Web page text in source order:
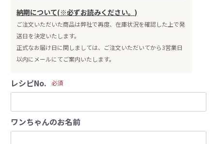
納期について(※必ずお読みください。)
ご注文いただいた商品は弊社で再度、在庫状況を確認した上で発
送日を決定いたします。
正式なお届け日に関しましては、ご注文いただいてから3営業日
以内にメールにてご案内いたします。
レシピNo. 必須
ワンちゃんのお名前